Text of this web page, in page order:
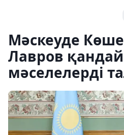
Мәскеуде
Лавров қандай
мәселелерді